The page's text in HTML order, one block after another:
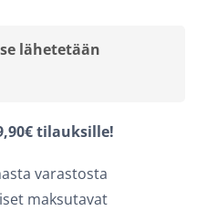
lähetetään
tilauksille!
varastosta
maksutavat